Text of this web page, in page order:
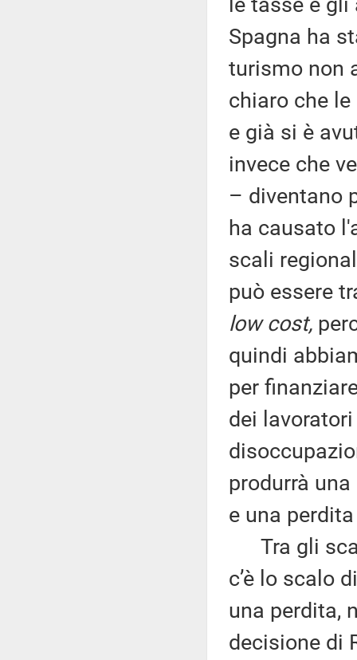
Spagna ha
turismo non
chiaro che
e già si è
invece che
– diventano
ha causato
scali
può essere
low cost,
quindi
per
dei
produrrà
e una
Tra gli
c’è lo scalo
una perdita,
decisione di